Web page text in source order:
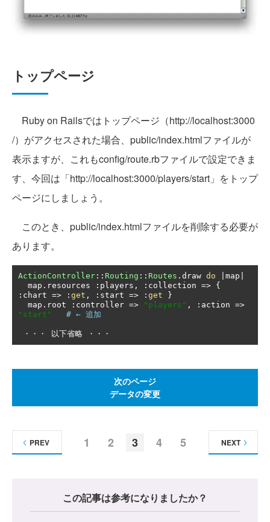
トップページ
Ruby on Railsではトップページ（http://localhost:3000
/）がアクセスされた場合、public/index.htmlファイルが
表示ますが、これもconfig/route.rbファイルで設定できま
す、今回は「http://localhost:3000/players/start」をトップ
ページにしましょう。
このとき、public/index.htmlファイルを削除する必要が
あります。
ActionController :: Routing :: Routes . draw do map
  map
. resources : players , : collection => {
: chart => : get , : start => : get
}
  map
. root : controller => "players" , : action =>
"start"
# ← 追加
・・・ 以下省略 ・・・
次のページ
データの変更
1 2 3 4 5
PREV NEXT
この記事は参考になりましたか？